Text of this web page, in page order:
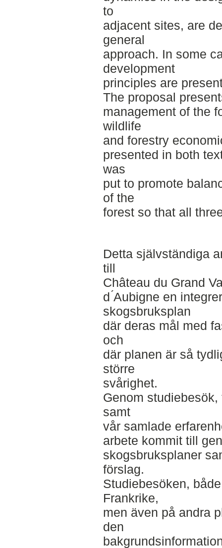
to
adjacent sites, are
general
approach. In some
development
principles are
The proposal
management of the
wildlife
and forestry
presented in both
was
put to promote
of the
forest so that all
Detta självständiga
till
Château du Grand
d ́Aubigne en
skogsbruksplan
där deras mål med
och
där planen är så
större
svårighet.
Genom
samt
vår samlade
arbete kommit till
skogsbruksplaner
förslag.
Studiebesöken,
Frankrike,
men även på andra
den